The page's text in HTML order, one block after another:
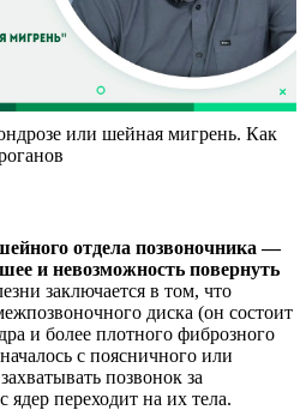
или шейная мигрень. Как
отдела позвоночника —
и невозможность повернуть
заключается в том, что
диска (он состоит
и более плотного фиброзного
с поясничного или
позвонок за
ядер переходит на их тела.